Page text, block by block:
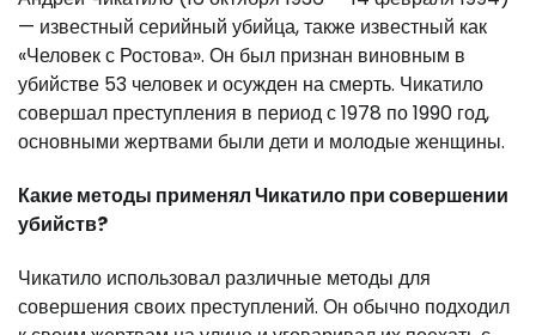
— известный серийный убийца, также известный как
«Человек с Ростова». Он был признан виновным в
убийстве 53 человек и осужден на смерть. Чикатило
совершал преступления в период с 1978 по 1990 год,
основными жертвами были дети и молодые женщины.
Какие методы применял Чикатило при совершении
убийств?
Чикатило использовал различные методы для
совершения своих преступлений. Он обычно подходил